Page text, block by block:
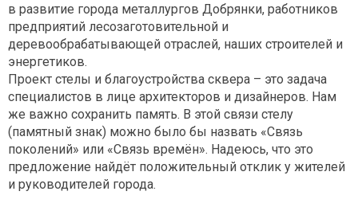
в развитие города металлургов Добрянки, работников
предприятий лесозаготовительной и
деревообрабатывающей отраслей, наших строителей и
энергетиков.
Проект стелы и благоустройства сквера – это задача
специалистов в лице архитекторов и дизайнеров. Нам
же важно сохранить память. В этой связи стелу
(памятный знак) можно было бы назвать «Связь
поколений» или «Связь времён». Надеюсь, что это
предложение найдёт положительный отклик у жителей
и руководителей города.